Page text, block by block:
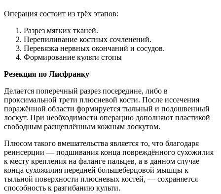
Операция состоит из трёх этапов:
Разрез мягких тканей.
Перепиливание костных сочленений.
Перевязка нервных окончаний и сосудов.
Формирование культи стопы
Резекция по Лисфранку
Делается поперечный разрез посередине, либо в
проксимальной трети плюсневой кости. После иссечения
поражённой области формируется тыльный и подошвенный
лоскут. При необходимости операцию дополняют пластикой
свободным расщеплённым кожным лоскутом.
Плюсом такого вмешательства является то, что благодаря
реинсерции — подшивания конца повреждённого сухожилия
к месту крепления на фаланге пальцев, а в данном случае
конца сухожилия передней большеберцовой мышцы к
тыльной поверхности плюсневых костей, — сохраняется
способность к разгибанию культи.